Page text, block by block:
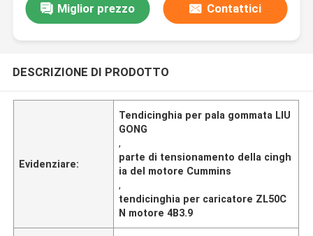
Miglior prezzo Contattici
DESCRIZIONE DI PRODOTTO
Evidenziare:
Tendicinghia per pala gommata LIU
GONG
,
parte di tensionamento della cingh
ia del motore Cummins
,
tendicinghia per caricatore ZL50C
N motore 4B3.9